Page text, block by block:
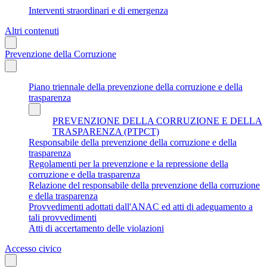
Interventi straordinari e di emergenza
Altri contenuti
Prevenzione della Corruzione
Piano triennale della prevenzione della corruzione e della
trasparenza
PREVENZIONE DELLA CORRUZIONE E DELLA
TRASPARENZA (PTPCT)
Responsabile della prevenzione della corruzione e della
trasparenza
Regolamenti per la prevenzione e la repressione della
corruzione e della trasparenza
Relazione del responsabile della prevenzione della corruzione
e della trasparenza
Provvedimenti adottati dall'ANAC ed atti di adeguamento a
tali provvedimenti
Atti di accertamento delle violazioni
Accesso civico